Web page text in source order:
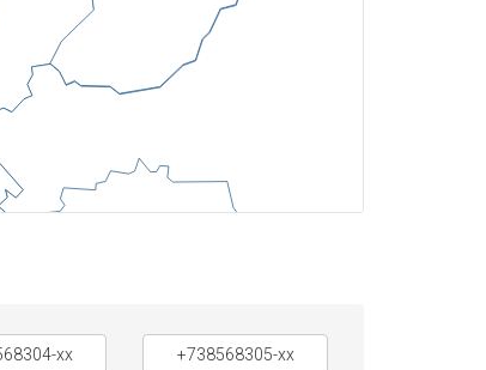
xx +738568305-xx